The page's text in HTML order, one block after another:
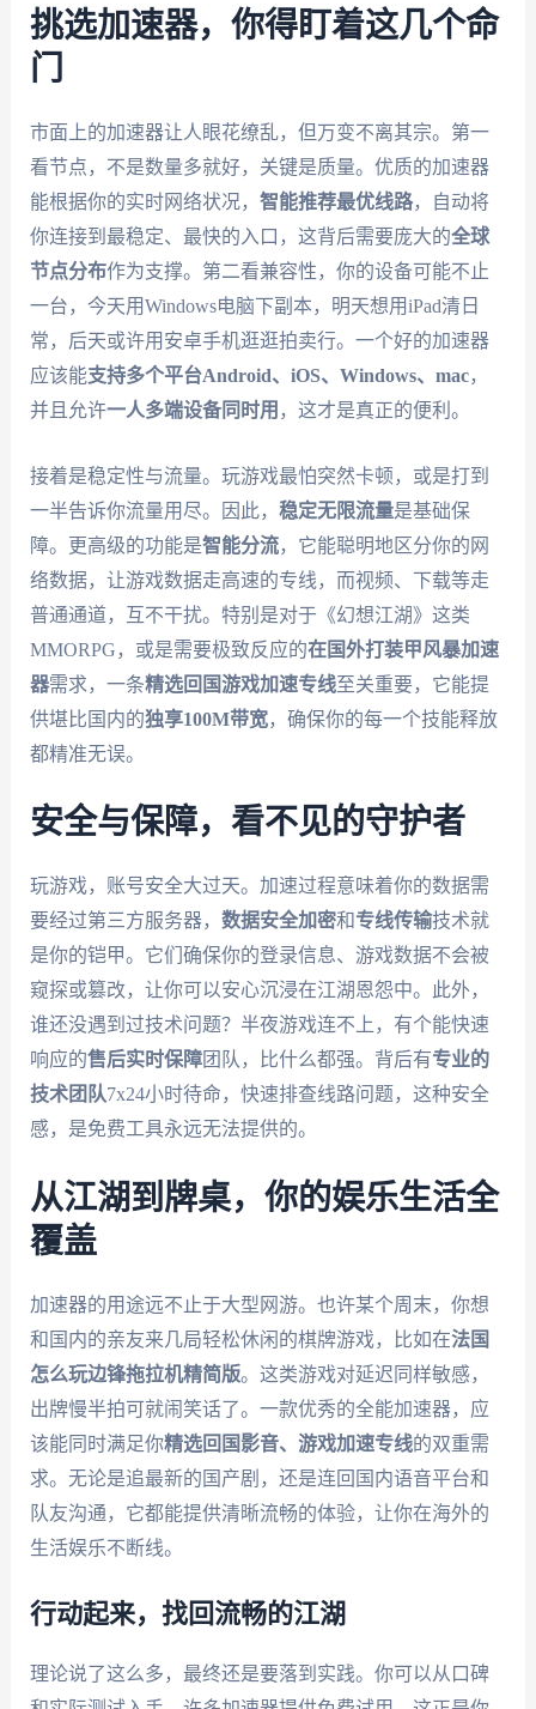
挑选加速器，你得盯着这几个命
门
市面上的加速器让人眼花缭乱，但万变不离其宗。第一
看节点，不是数量多就好，关键是质量。优质的加速器
能根据你的实时网络状况， 智能推荐最优线路，自动将
你连接到最稳定、最快的入口，这背后需要庞大的全球
节点分布作为支撑。第二看兼容性，你的设备可能不止
一台，今天用Windows电脑下副本，明天想用iPad清日
常，后天或许用安卓手机逛逛拍卖行。一个好的加速器
应该能支持多个平台Android、iOS、Windows、mac，
并且允许一人多端设备同时用 ，这才是真正的便利。
接着是稳定性与流量。玩游戏最怕突然卡顿，或是打到
一半告诉你流量用尽。因此， 稳定无限流量是基础保
障。更高级的功能是智能分流，它能聪明地区分你的网
络数据，让游戏数据走高速的专线，而视频、下载等走
普通通道，互不干扰。特别是对于《幻想江湖》这类
MMORPG，或是需要极致反应的在国外打装甲风暴加速
器需求，一条精选回国游戏加速专线至关重要，它能提
供堪比国内的独享100M带宽，确保你的每一个技能释放
都精准无误。
安全与保障，看不见的守护者
玩游戏，账号安全大过天。加速过程意味着你的数据需
要经过第三方服务器， 数据安全加密和专线传输技术就
是你的铠甲。它们确保你的登录信息、游戏数据不会被
窥探或篡改，让你可以安心沉浸在江湖恩怨中。此外，
谁还没遇到过技术问题？半夜游戏连不上，有个能快速
响应的售后实时保障团队，比什么都强。背后有专业的
技术团队7x24小时待命，快速排查线路问题，这种安全
感，是免费工具永远无法提供的。
从江湖到牌桌，你的娱乐生活全
覆盖
加速器的用途远不止于大型网游。也许某个周末，你想
和国内的亲友来几局轻松休闲的棋牌游戏，比如在法国
怎么玩边锋拖拉机精简版。这类游戏对延迟同样敏感，
出牌慢半拍可就闹笑话了。一款优秀的全能加速器，应
该能同时满足你精选回国影音、游戏加速专线的双重需
求。无论是追最新的国产剧，还是连回国内语音平台和
队友沟通，它都能提供清晰流畅的体验，让你在海外的
生活娱乐不断线。
行动起来，找回流畅的江湖
理论说了这么多，最终还是要落到实践。你可以从口碑